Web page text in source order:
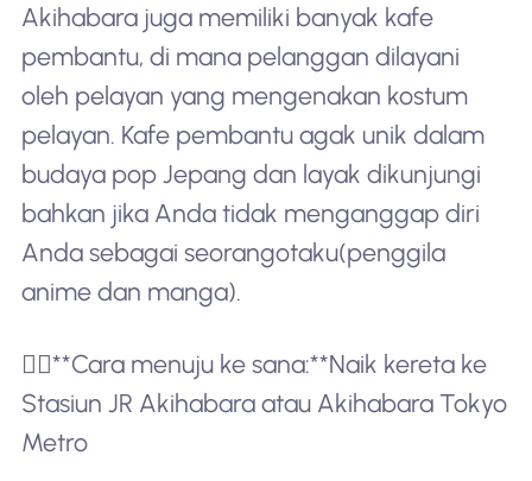
Akihabara juga memiliki banyak kafe
pembantu, di mana pelanggan dilayani
oleh pelayan yang mengenakan kostum
pelayan. Kafe pembantu agak unik dalam
budaya pop Jepang dan layak dikunjungi
bahkan jika Anda tidak menganggap diri
Anda sebagai seorangotaku(penggila
anime dan manga).
🚶‍♂️**Cara menuju ke sana:**Naik kereta ke
Stasiun JR Akihabara atau Akihabara Tokyo
Metro